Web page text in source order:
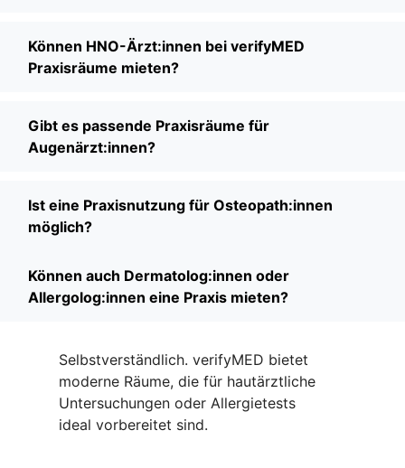
Können HNO-Ärzt:innen bei verifyMED
Praxisräume mieten?
Gibt es passende Praxisräume für
Augenärzt:innen?
Ist eine Praxisnutzung für Osteopath:innen
möglich?
Können auch Dermatolog:innen oder
Allergolog:innen eine Praxis mieten?
Selbstverständlich. verifyMED bietet
moderne Räume, die für hautärztliche
Untersuchungen oder Allergietests
ideal vorbereitet sind.